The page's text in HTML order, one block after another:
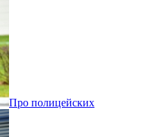
Про полицейских